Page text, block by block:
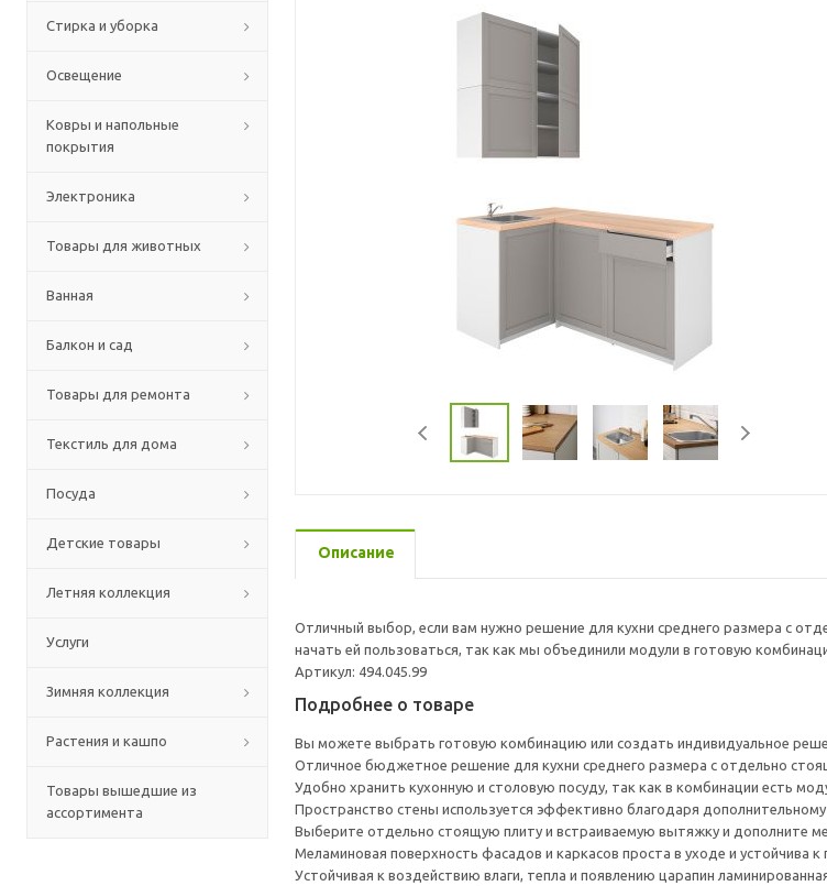
Стирка и уборка
Освещение
Ковры и напольные
покрытия
Электроника
Товары для животных
Ванная
Балкон и сад
Товары для ремонта
Текстиль для дома
Посуда
Детские товары
Летняя коллекция
Услуги
Зимняя коллекция
Растения и кашпо
Товары вышедшие из
ассортимента
Описание
Отличный выбор, если вам нужно решение для кухни среднего размера с
начать ей пользоваться, так как мы объединили модули в готовую
Артикул: 494.045.99
Подробнее о товаре
Вы можете выбрать готовую комбинацию или создать индивидуальное
Отличное бюджетное решение для кухни среднего размера с отдельно
Удобно хранить кухонную и столовую посуду, так как в комбинации есть
Пространство стены используется эффективно благодаря
Выберите отдельно стоящую плиту и встраиваемую вытяжку и дополните
Меламиновая поверхность фасадов и каркасов проста в уходе и устойчива к
Устойчивая к воздействию влаги, тепла и появлению царапин